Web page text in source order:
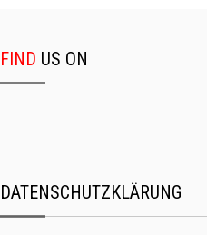
FIND US ON
DATENSCHUTZKLÄRUNG